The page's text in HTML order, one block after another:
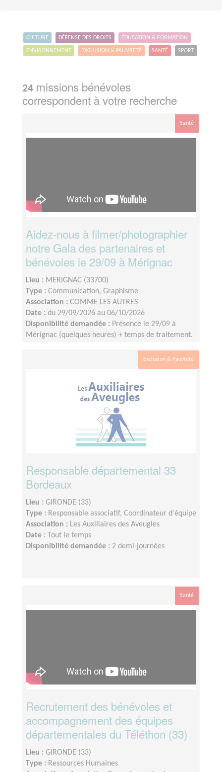
CULTURE DÉFENSE DES DROITS ÉDUCATION & FORMATION
ENVIRONNEMENT EXCLUSION & PAUVRETÉ SANTÉ SPORT
24 missions bénévoles
correspondent à votre recherche
Santé
Aidez-nous à filmer/photographier
notre Gala des partenaires et
bénévoles le 29/09 à Mérignac
Lieu : MERIGNAC (33700)
Type : Communication, Graphisme
Association : COMME LES AUTRES
Date : du 29/09/2026 au 06/10/2026
Disponibilité demandée : Présence le 29/09 à
Mérignac (quelques heures) + temps de traitement.
Exclusion & Pauvreté
Responsable départemental 33
Bordeaux
Lieu : GIRONDE (33)
Type : Responsable associatif, Coordinateur d'équipe
Association : Les Auxiliaires des Aveugles
Date :
Tout le temps
Disponibilité demandée : 2 demi-journées
Santé
Recrutement des bénévoles et
accompagnement des équipes
départementales du Téléthon (33)
Lieu : GIRONDE (33)
Type : Ressources Humaines